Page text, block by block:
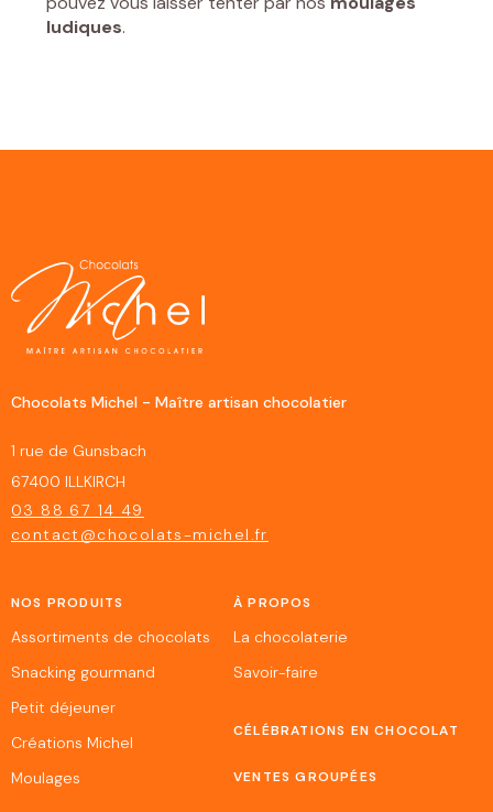
ludiques.
Chocolats Michel - Maître artisan chocolatier
1 rue de Gunsbach
67400 ILLKIRCH
03 88 67 14 49
contact@chocolats-michel.fr
NOS PRODUITS
Assortiments de chocolats
Snacking gourmand
Petit déjeuner
Créations Michel
Moulages
À PROPOS
La chocolaterie
Savoir-faire
CÉLÉBRATIONS EN CHOCOLAT
VENTES GROUPÉES